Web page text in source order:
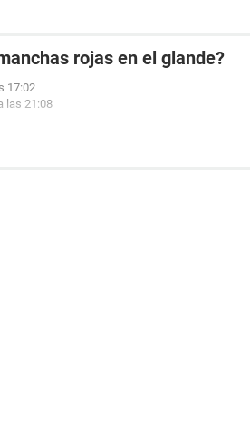
rojas en el glande?
17:02
las 21:08